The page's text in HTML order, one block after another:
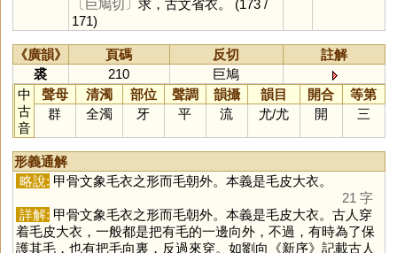
〔巨鳩切〕 求，古文省衣。 (173 /
171)
《廣韻》 頁碼 反切
註解
裘
210
巨鳩
中
古
音
聲母 清濁 部位 聲調 韻攝 韻目 開合
等第
群
全濁 牙 平 流 尤/尤 開 三
形義通解
略說: 甲骨文象毛衣之形而毛朝外。本義是毛皮大衣。
21 字
詳解: 甲骨文象毛衣之形而毛朝外。本義是毛皮大衣。古人穿
着毛皮大衣，一般都是把有毛的一邊向外，不過，有時為了保
護其毛，也有把毛向裏，反過來穿。如劉向《新序》記載古人